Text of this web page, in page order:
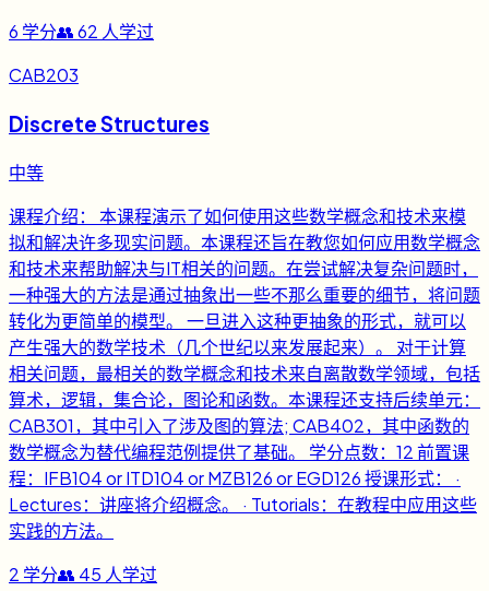
6 学分👥62 人学过
CAB203
Discrete Structures
中等
课程介绍： 本课程演示了如何使用这些数学概念和技术来模
拟和解决许多现实问题。本课程还旨在教您如何应用数学概念
和技术来帮助解决与IT相关的问题。在尝试解决复杂问题时，
一种强大的方法是通过抽象出一些不那么重要的细节，将问题
转化为更简单的模型。 一旦进入这种更抽象的形式，就可以
产生强大的数学技术（几个世纪以来发展起来）。 对于计算
相关问题，最相关的数学概念和技术来自离散数学领域，包括
算术，逻辑，集合论，图论和函数。本课程还支持后续单元：
CAB301，其中引入了涉及图的算法; CAB402，其中函数的
数学概念为替代编程范例提供了基础。 学分点数：12 前置课
程：IFB104 or ITD104 or MZB126 or EGD126 授课形式： ·
Lectures：讲座将介绍概念。 · Tutorials：在教程中应用这些
实践的方法。
2 学分👥 45 人学过